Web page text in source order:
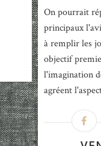
On pourrait
principaux
à remplir les
objectif
l'imagination
agréent